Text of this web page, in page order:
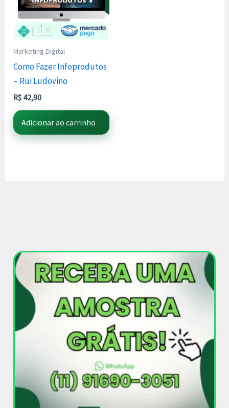
Marketing Digital
Como Fazer Infoprodutos
– Rui Ludovino
R$ 42,90
Adicionar ao carrinho